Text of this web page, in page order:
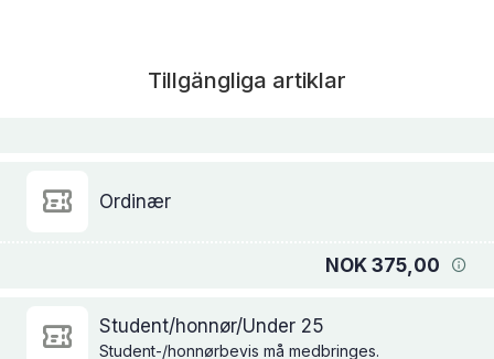
Tillgängliga artiklar
Ordinær
NOK 375,00
Student/honnør/Under 25
Student-/honnørbevis må medbringes.